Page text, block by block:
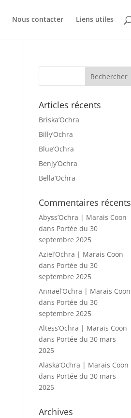
Nous contacter Liens utiles
Articles récents
Briska’Ochra
Billy’Ochra
Blue’Ochra
Benjy’Ochra
Bella’Ochra
Commentaires récents
Abyss’Ochra | Marais Coon
dans Portée du 30
septembre 2025
Aziel’Ochra | Marais Coon
dans Portée du 30
septembre 2025
Annaël’Ochra | Marais Coon
dans Portée du 30
septembre 2025
Altess’Ochra | Marais Coon
dans Portée du 30 mars
2025
Alaska’Ochra | Marais Coon
dans Portée du 30 mars
2025
Archives